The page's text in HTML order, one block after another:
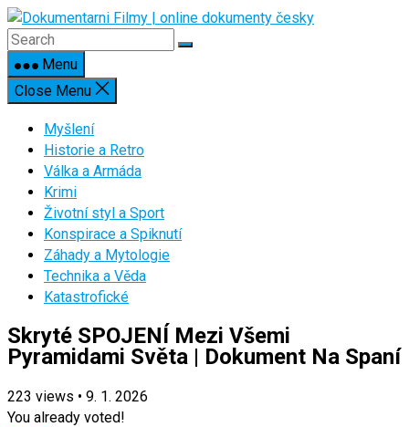
Skip
to
contentMenu
Close Menu
Myšlení
Historie a Retro
Válka a Armáda
Krimi
Životní styl a Sport
Konspirace a Spiknutí
Záhady a Mytologie
Technika a Věda
Katastrofické
Skryté SPOJENÍ Mezi Všemi
Pyramidami Světa | Dokument Na Spaní
223 views • 9. 1. 2026
You already voted!